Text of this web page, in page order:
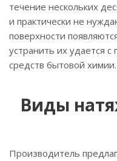
течение нескольких
и практически не
поверхности
устранить их удается
средств бытовой химии.
Виды
Производитель